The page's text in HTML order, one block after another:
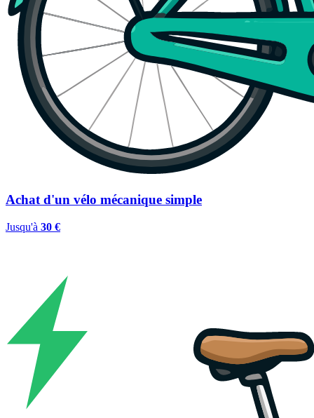
Achat d'un vélo mécanique simple
Jusqu'à 30 €